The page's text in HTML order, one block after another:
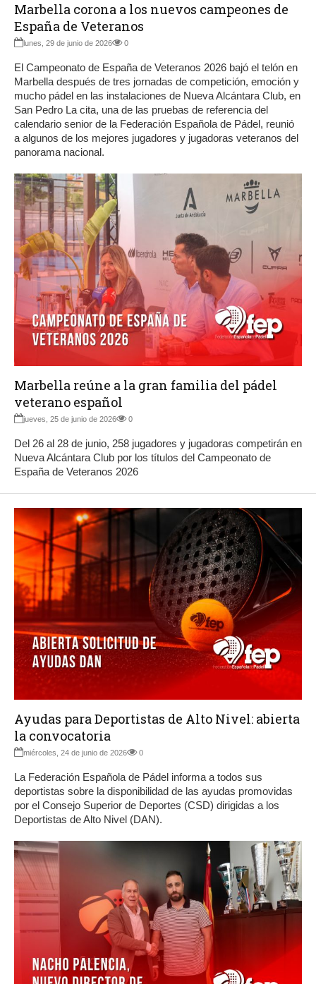
Marbella corona a los nuevos campeones de
España de Veteranos
lunes, 29 de junio de 2026 0
El Campeonato de España de Veteranos 2026 bajó el telón en
Marbella después de tres jornadas de competición, emoción y
mucho pádel en las instalaciones de Nueva Alcántara Club, en
San Pedro La cita, una de las pruebas de referencia del
calendario senior de la Federación Española de Pádel, reunió
a algunos de los mejores jugadores y jugadoras veteranos del
panorama nacional.
Marbella reúne a la gran familia del pádel
veterano español
jueves, 25 de junio de 2026 0
Del 26 al 28 de junio, 258 jugadores y jugadoras competirán en
Nueva Alcántara Club por los títulos del Campeonato de
España de Veteranos 2026
Ayudas para Deportistas de Alto Nivel: abierta
la convocatoria
miércoles, 24 de junio de 2026 0
La Federación Española de Pádel informa a todos sus
deportistas sobre la disponibilidad de las ayudas promovidas
por el Consejo Superior de Deportes (CSD) dirigidas a los
Deportistas de Alto Nivel (DAN).